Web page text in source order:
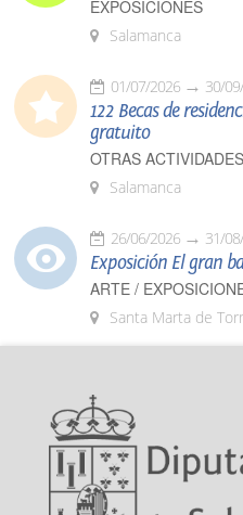
EXPOSICIONES
Salamanca
01/07/2026 30/
122 Becas de
gratuito
OTRAS ACTIVIDADES
Salamanca
26/06/2026 31/
Exposición El gran
ARTE /
Santa Marta de